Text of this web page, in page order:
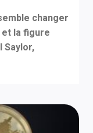
changer
et la figure
Saylor,